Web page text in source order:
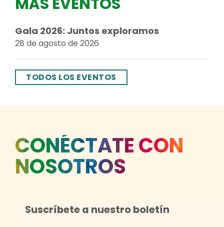
Gala 2026: Juntos exploramos
28 de agosto de 2026
TODOS LOS EVENTOS
CONÉCTATE CON
NOSOTROS
Suscríbete a nuestro boletín